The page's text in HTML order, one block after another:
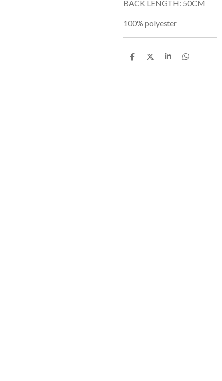
BACK LENGTH: 50CM
100% polyester
D
D
S
D